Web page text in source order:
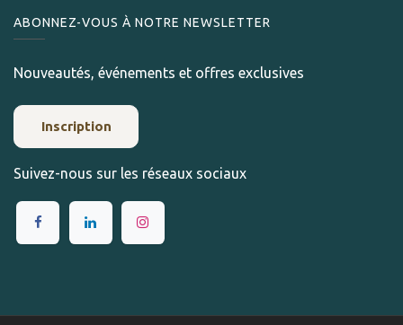
ABONNEZ-VOUS À NOTRE NEWSLETTER
Nouveautés, événements et offres exclusives
Inscription
Suivez-nous sur les réseaux sociaux